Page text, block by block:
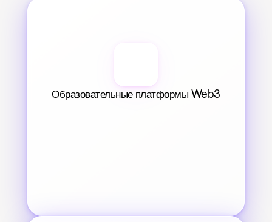
Образовательные платформы Web3